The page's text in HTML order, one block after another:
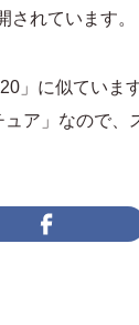
れています。
」に似ていま
ア」なので